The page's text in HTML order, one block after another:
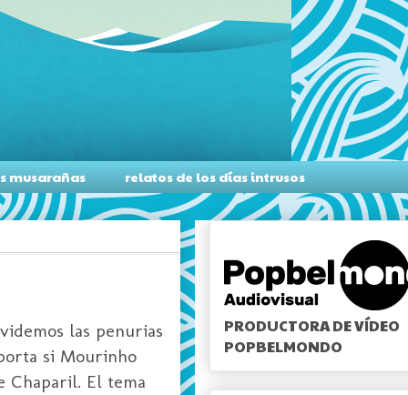
musarañas relatos de los días intrusos
las penurias
si Mourinho
Chaparil. El tema
PRODUCTORA DE VÍDEO
POPBELMONDO